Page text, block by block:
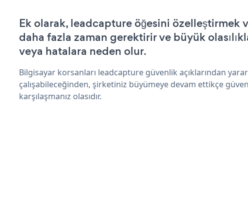
Ek olarak, leadcapture öğesini özelleştirmek
daha fazla zaman gerektirir ve büyük
veya hatalara neden olur.
Bilgisayar korsanları leadcapture güvenlik açıklarından
çalışabileceğinden, şirketiniz büyümeye devam ettikçe
karşılaşmanız olasıdır.